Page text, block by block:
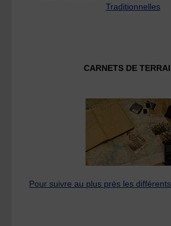
Traditionnelles
CARNETS DE
Pour suivre au plus près les